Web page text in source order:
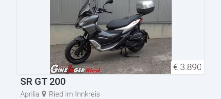
€ 3.890
SR GT 200
Aprilia
Ried im Innkreis